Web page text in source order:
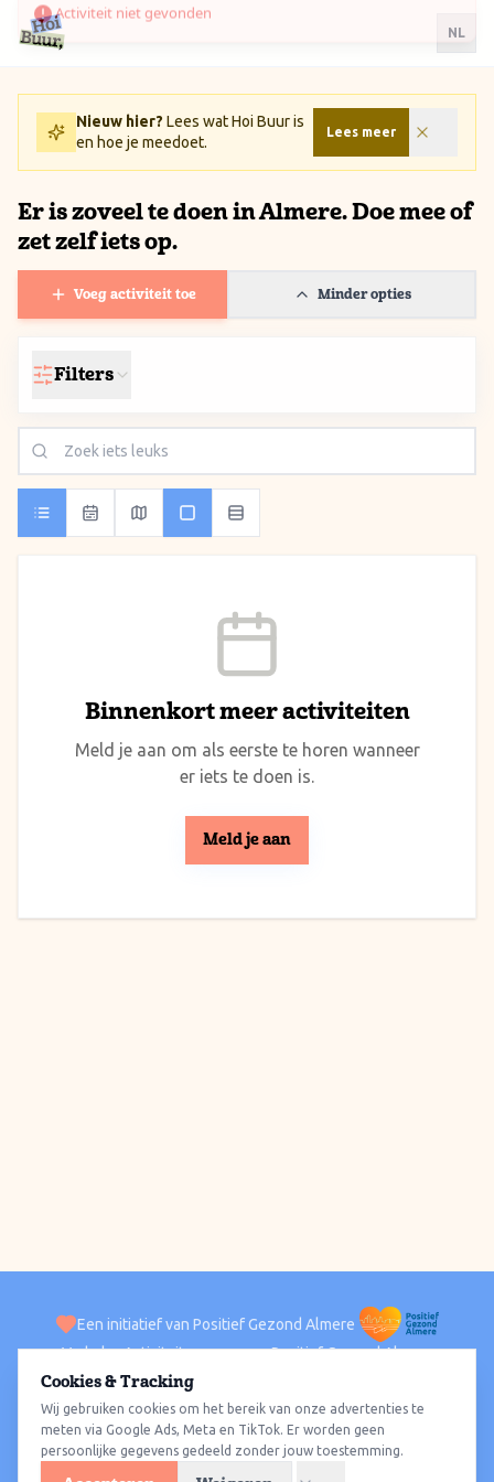
Ga naar inhoud / Skip to content
NL
Nieuw hier? Lees wat Hoi Buur is
en hoe je meedoet.
Lees meer
Er is zoveel te doen in Almere. Doe mee of
zet zelf iets op.
Voeg activiteit toe Minder opties
Filters
Binnenkort meer activiteiten
Meld je aan om als eerste te horen wanneer
er iets te doen is.
Meld je aan
Een initiatief van Positief Gezond Almere
VerhalenActiviteiten Positief Gezond Almere
ACTIVITEITEN PER WIJK
Alle wijkenAlmere HavenAlmere StadAlmere BuitenAlmere Poort
Almere HoutAlmere OosterwoldWat te doen
Cookies & Tracking
Wij gebruiken cookies om het bereik van onze advertenties te
meten via Google Ads, Meta en TikTok. Er worden geen
persoonlijke gegevens gedeeld zonder jouw toestemming.